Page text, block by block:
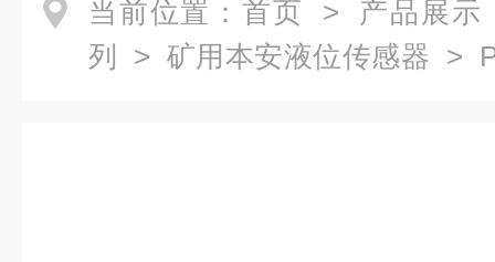
当前位置： 首页 > 产品展示
列
> 矿用本安液位传感器 >